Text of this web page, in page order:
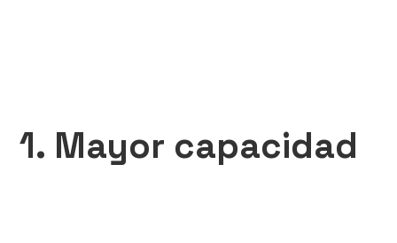
1. Mayor capacidad